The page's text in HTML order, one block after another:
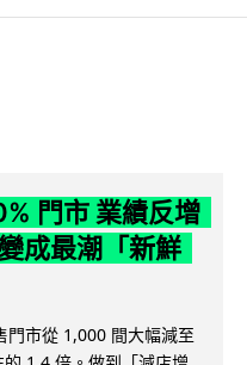
門市 業績反增
成最潮「新鮮
門市從 1,000 間大幅減至